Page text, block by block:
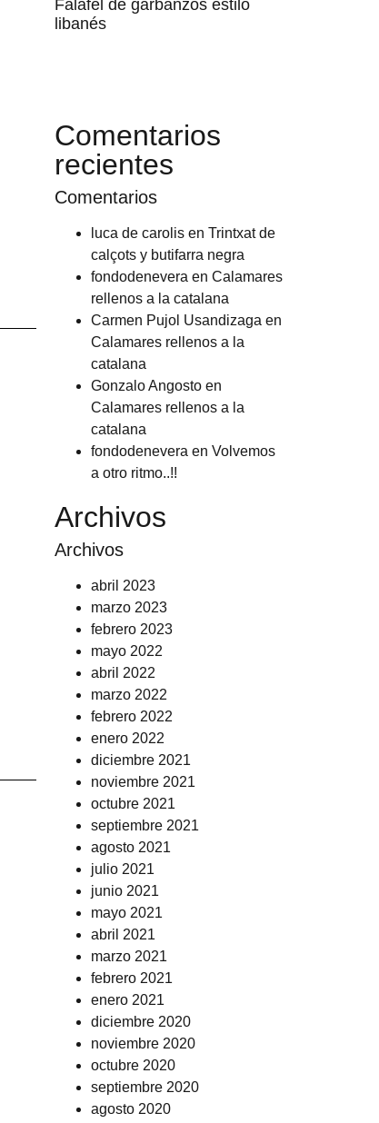
Falafel de garbanzos estilo
libanés
Comentarios
recientes
Comentarios
luca de carolis en Trintxat de
calçots y butifarra negra
fondodenevera en Calamares
rellenos a la catalana
Carmen Pujol Usandizaga en
Calamares rellenos a la
catalana
Gonzalo Angosto en
Calamares rellenos a la
catalana
fondodenevera en Volvemos
a otro ritmo..!!
Archivos
Archivos
abril 2023
marzo 2023
febrero 2023
mayo 2022
abril 2022
marzo 2022
febrero 2022
enero 2022
diciembre 2021
noviembre 2021
octubre 2021
septiembre 2021
agosto 2021
julio 2021
junio 2021
mayo 2021
abril 2021
marzo 2021
febrero 2021
enero 2021
diciembre 2020
noviembre 2020
octubre 2020
septiembre 2020
agosto 2020